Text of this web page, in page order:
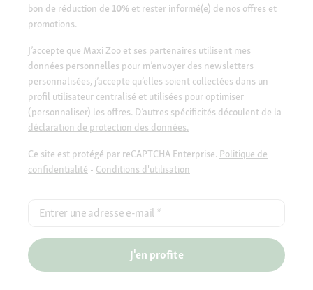
bon de réduction de 10% et rester informé(e) de nos offres et
promotions.
J’accepte que Maxi Zoo et ses partenaires utilisent mes
données personnelles pour m’envoyer des newsletters
personnalisées, j’accepte qu’elles soient collectées dans un
profil utilisateur centralisé et utilisées pour optimiser
(personnaliser) les offres. D’autres spécificités découlent de la
déclaration de protection des données.
Ce site est protégé par reCAPTCHA Enterprise. Politique de
confidentialité - Conditions d'utilisation
Entrer une adresse e-mail *
J'en profite